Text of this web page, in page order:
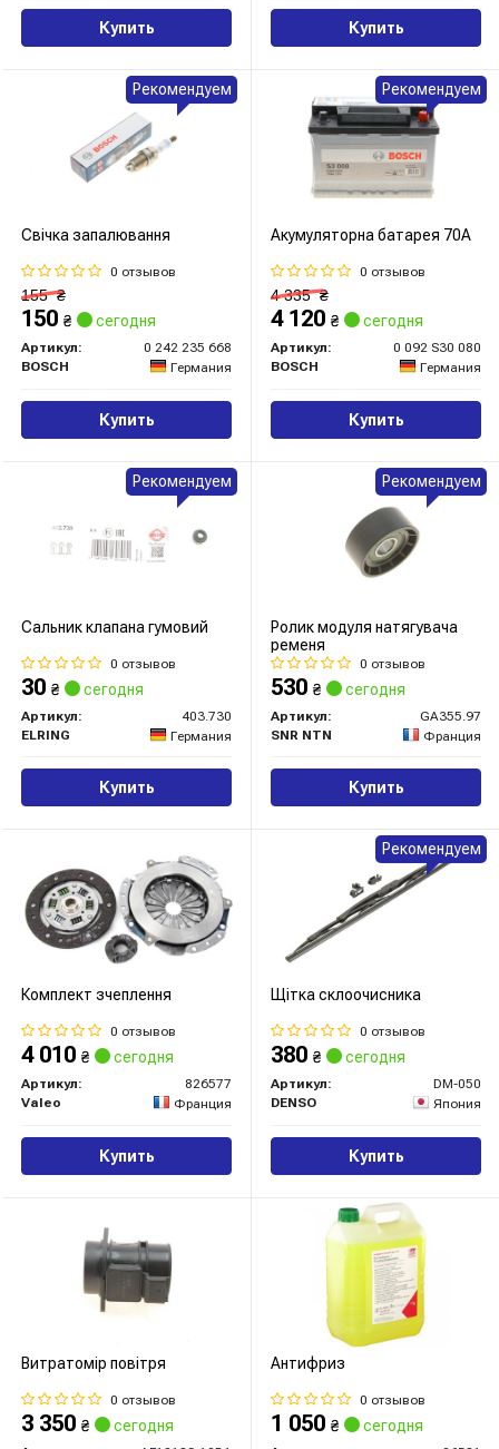
Купить Купить
Свічка запалювання
0 отзывов
155₴
150 ₴ сегодня
Артикул:
0 242 235 668
BOSCH
Германия
Купить
Рекомендуем
Акумуляторна батарея 70А
0 отзывов
4 335₴
4 120 ₴ сегодня
Артикул:
0 092 S30 080
BOSCH
Германия
Купить
Рекомендуем
Сальник клапана гумовий
0 отзывов
30 ₴ сегодня
Артикул:
403.730
ELRING
Германия
Купить
Рекомендуем
Ролик модуля натягувача
ременя
0 отзывов
530 ₴ сегодня
Артикул:
GA355.97
SNR NTN
Франция
Купить
Рекомендуем
Комплект зчеплення
0 отзывов
4 010 ₴ сегодня
Артикул:
826577
Valeo
Франция
Купить
Щітка склоочисника
0 отзывов
380 ₴ сегодня
Артикул:
DM-050
DENSO
Япония
Купить
Рекомендуем
Витратомір повітря
0 отзывов
3 350 ₴ сегодня
Антифриз
0 отзывов
1 050 ₴ сегодня